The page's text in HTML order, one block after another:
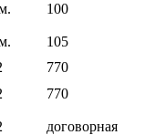
100
105
770
770
договорная